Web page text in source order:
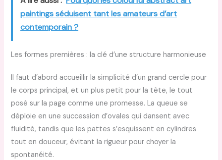
paintings séduisent tant les amateurs d’art
contemporain ?
Les formes premières : la clé d’une structure harmonieuse
Il faut d’abord accueillir la simplicité d’un grand cercle pour
le corps principal, et un plus petit pour la tête, le tout
posé sur la page comme une promesse. La queue se
déploie en une succession d’ovales qui dansent avec
fluidité, tandis que les pattes s’esquissent en cylindres
tout en douceur, évitant la rigueur pour choyer la
spontanéité.